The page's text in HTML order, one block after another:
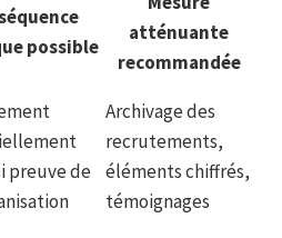
possible
atténuante
recommandée
preuve de
Archivage des
recrutements,
éléments chiffrés,
témoignages